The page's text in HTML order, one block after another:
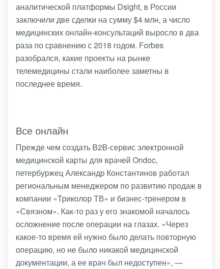
аналитической платформы Dsight, в России
заключили две сделки на сумму $4 млн, а число
медицинских онлайн-консультаций выросло в два
раза по сравнению с 2018 годом. Forbes
разобрался, какие проекты на рынке
телемедицины стали наиболее заметны в
последнее время.
Все онлайн
Прежде чем создать B2B-сервис электронной
медицинской карты для врачей Ondoc,
петербуржец Александр Константинов работал
региональным менеджером по развитию продаж в
компании «Триколор ТВ» и бизнес-тренером в
«Связном». Как-то раз у его знакомой началось
осложнение после операции на глазах. «Через
какое-то время ей нужно было делать повторную
операцию, но не было никакой медицинской
документации, а ее врач был недоступен», —